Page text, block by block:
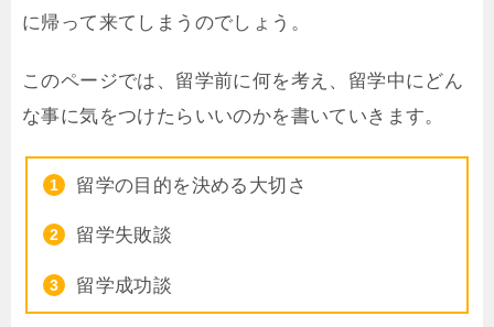
に帰って来てしまうのでしょう。
このページでは、留学前に何を考え、留学中にどん
な事に気をつけたらいいのかを書いていきます。
留学の目的を決める大切さ
留学失敗談
留学成功談